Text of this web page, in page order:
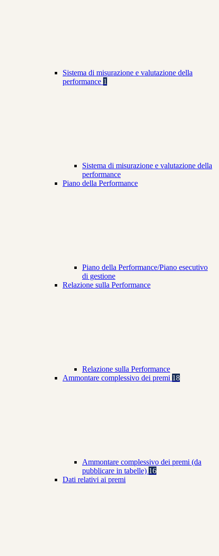
Sistema di misurazione e valutazione della
performance 1
Sistema di misurazione e valutazione della
performance
Piano della Performance
Piano della Performance/Piano esecutivo
di gestione
Relazione sulla Performance
Relazione sulla Performance
Ammontare complessivo dei premi 18
Ammontare complessivo dei premi (da
pubblicare in tabelle) 16
Dati relativi ai premi